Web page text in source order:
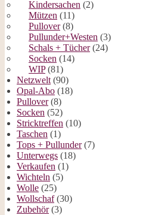
Kindersachen (2)
Mützen (11)
Pullover(8)
Pullunder+Westen (3)
Schals + Tücher(24)
Socken (14)
WIP(81)
Netzwelt (90)
Opal-Abo (18)
Pullover(8)
Socken (52)
Stricktreffen (10)
Taschen (1)
Tops + Pullunder(7)
Unterwegs (18)
Verkaufen (1)
Wichteln (5)
Wolle (25)
Wollschaf(30)
Zubehör(3)